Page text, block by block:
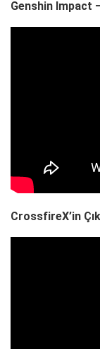
Genshin Impact
CrossfireX’in